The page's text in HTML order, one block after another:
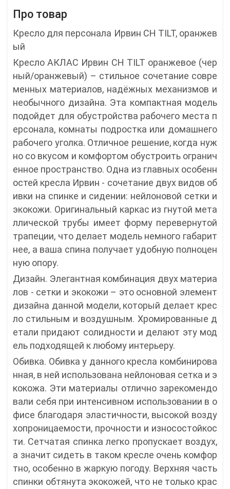
Про товар
Кресло для персонала Ирвин CH TILT, оранжев
ый
Кресло АКЛАС Ирвин CH TILT оранжевое (чер
ный/оранжевый) – стильное сочетание совре
менных материалов, надёжных механизмов и
необычного дизайна. Эта компактная модель
подойдет для обустройства рабочего места п
ерсонала, комнаты подростка или домашнего
рабочего уголка. Отличное решение, когда нуж
но со вкусом и комфортом обустроить огранич
енное пространство. Одна из главных особенн
остей кресла Ирвин - сочетание двух видов об
ивки на спинке и сидении: нейлоновой сетки и
экокожи. Оригинальный каркас из гнутой мета
ллической трубы имеет форму перевернутой
трапеции, что делает модель немного габарит
нее, а ваша спина получает удобную полноцен
ную опору.
Дизайн. Элегантная комбинация двух материа
лов - сетки и экокожи – это основной элемент
дизайна данной модели, который делает крес
ло стильным и воздушным. Хромированные д
етали придают солидности и делают эту мод
ель подходящей к любому интерьеру.
Обивка. Обивка у данного кресла комбинирова
нная, в ней использована нейлоновая сетка и э
кокожа. Эти материалы отлично зарекомендо
вали себя при интенсивном использовании в о
фисе благодаря эластичности, высокой возду
хопроницаемости, прочности и износостойкос
ти. Сетчатая спинка легко пропускает воздух,
а значит сидеть в таком кресле очень комфор
тно, особенно в жаркую погоду. Верхняя часть
спинки обтянута экокожей, что не только крас